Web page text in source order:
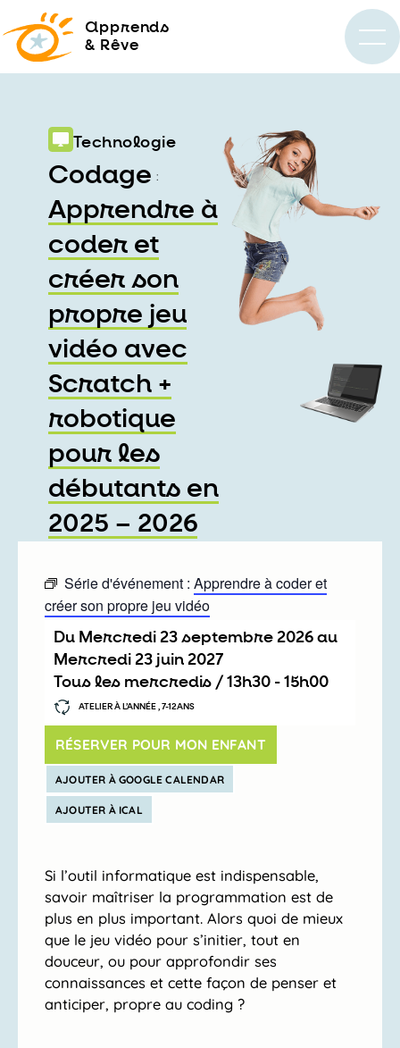
apprends
& Rêve
Technologie
Codage :
Apprendre à
coder et
créer son
propre jeu
vidéo avec
Scratch +
robotique
pour les
débutants en
2025 – 2026
Série d'événement : Apprendre à coder et
créer son propre jeu vidéo
Du mercredi 23 septembre 2026au
mercredi 23 juin 2027
Tous les mercredis / 13h30 - 15h00
ATELIER À L’ANNÉE , 7-12ANS
RÉSERVER POUR MON ENFANT
AJOUTER À GOOGLE CALENDAR
AJOUTER À ICAL
Si l’outil informatique est indispensable,
savoir maîtriser la programmation est de
plus en plus important. Alors quoi de mieux
que le jeu vidéo pour s’initier, tout en
douceur, ou pour approfondir ses
connaissances et cette façon de penser et
anticiper, propre au coding ?